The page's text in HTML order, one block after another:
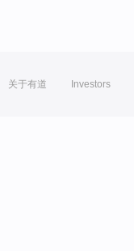
关于有道 Investors